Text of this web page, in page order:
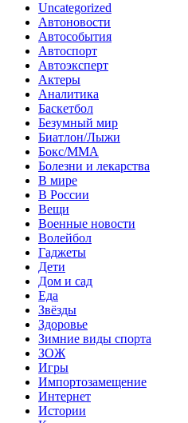
Uncategorized
Автоновости
Автособытия
Автоспорт
Автоэксперт
Актеры
Аналитика
Баскетбол
Безумный мир
Биатлон/Лыжи
Бокс/MMA
Болезни и лекарства
В мире
В России
Вещи
Военные новости
Волейбол
Гаджеты
Дети
Дом и сад
Еда
Звёзды
Здоровье
Зимние виды спорта
ЗОЖ
Игры
Импортозамещение
Интернет
Истории